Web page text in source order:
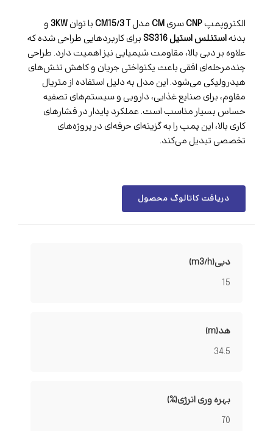
الکتروپمپCNPسریCMمدلCM15/3 Tبا توان3KW و
بدنهاستنلس استیل SS316
برای کاربردهایی طراحی شده که
علاوه بر دبی بالا، مقاومت شیمیایی نیز اهمیت دارد. طراحی
چندمرحله‌ای افقی باعث یکنواختی جریان و کاهش تنش‌های
هیدرولیکی می‌شود. این مدل به دلیل استفاده از متریال
مقاوم، برای صنایع غذایی، دارویی و سیستم‌های تصفیه
حساس بسیار مناسب است. عملکرد پایدار در فشارهای
کاری بالا، این پمپ را به گزینه‌ای حرفه‌ای در پروژه‌های
تخصصی تبدیل می‌کند.
دریافت کاتالوگ محصول
دبی(m3/h)
15
هد(m)
34.5
بهره وری انرژی(%)
70